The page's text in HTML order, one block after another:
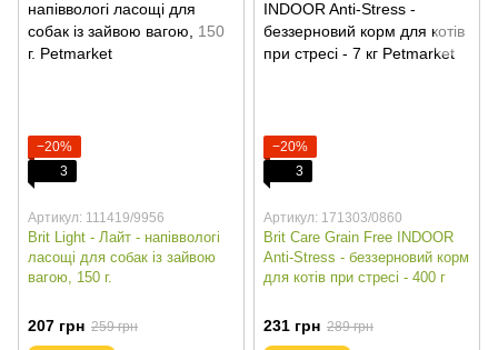
−20%
3
Артикул: 111419/9956
Brit Light - Лайт - напіввологі
ласощі для собак із зайвою
вагою, 150 г.
207 грн 259 грн
−20%
3
Артикул: 171303/0860
Brit Care Grain Free INDOOR
Anti-Stress - беззерновий корм
для котів при стресі - 400 г
231 грн 289 грн